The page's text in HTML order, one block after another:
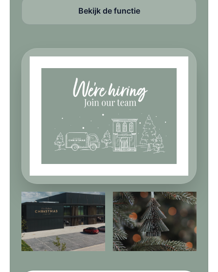
Bekijk de functie